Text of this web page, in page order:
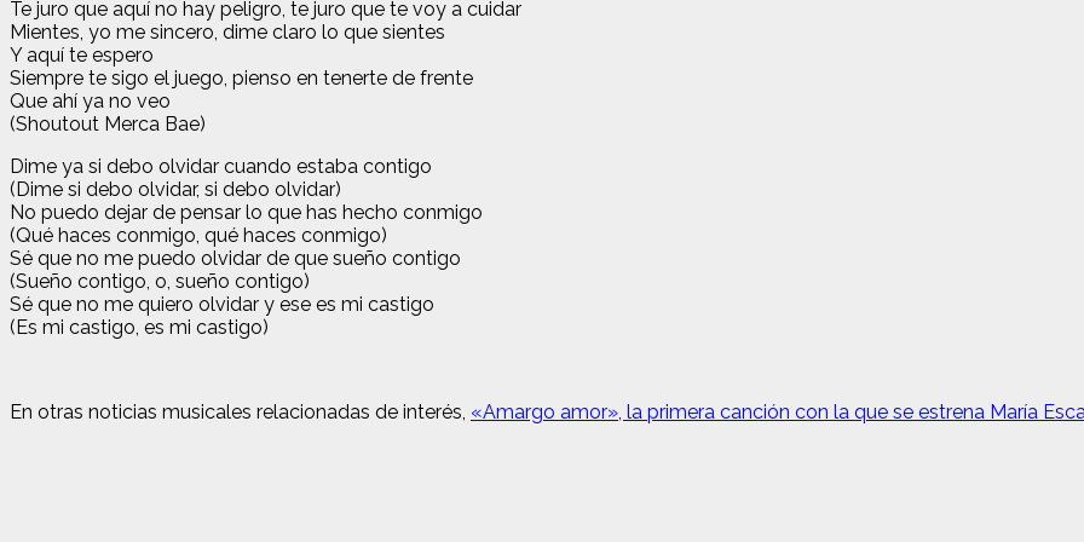
Te juro que aquí no hay peligro, te juro que te voy a cuidar
Mientes, yo me sincero, dime claro lo que sientes
Y aquí te espero
Siempre te sigo el juego, pienso en tenerte de frente
Que ahí ya no veo
(Shoutout Merca Bae)
Dime ya si debo olvidar cuando estaba contigo
(Dime si debo olvidar, si debo olvidar)
No puedo dejar de pensar lo que has hecho conmigo
(Qué haces conmigo, qué haces conmigo)
Sé que no me puedo olvidar de que sueño contigo
(Sueño contigo, o, sueño contigo)
Sé que no me quiero olvidar y ese es mi castigo
(Es mi castigo, es mi castigo)
En otras noticias musicales relacionadas de interés, «Amargo amor», la primera canción con la que se estrena María